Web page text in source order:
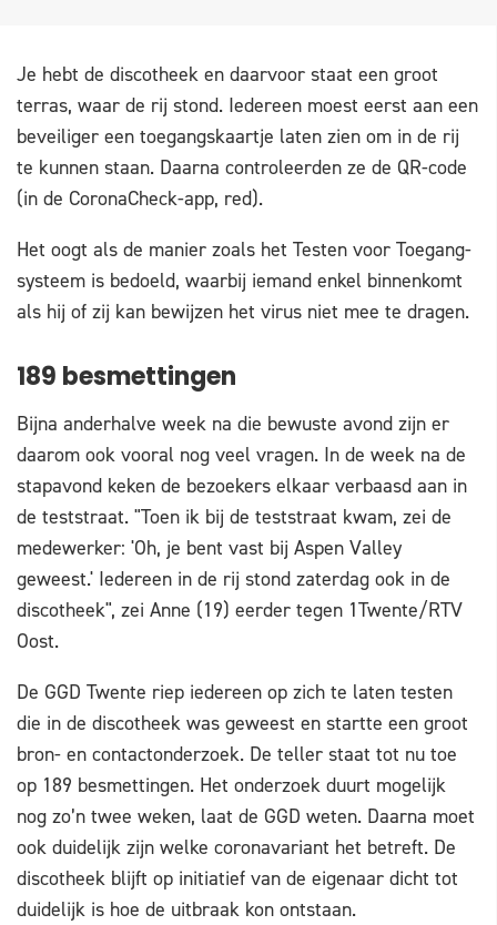
Je hebt de discotheek en daarvoor staat een groot
terras, waar de rij stond. Iedereen moest eerst aan een
beveiliger een toegangskaartje laten zien om in de rij
te kunnen staan. Daarna controleerden ze de QR-code
(in de CoronaCheck-app, red).
Het oogt als de manier zoals het Testen voor Toegang-
systeem is bedoeld, waarbij iemand enkel binnenkomt
als hij of zij kan bewijzen het virus niet mee te dragen.
189 besmettingen
Bijna anderhalve week na die bewuste avond zijn er
daarom ook vooral nog veel vragen. In de week na de
stapavond keken de bezoekers elkaar verbaasd aan in
de teststraat. "Toen ik bij de teststraat kwam, zei de
medewerker: 'Oh, je bent vast bij Aspen Valley
geweest.' Iedereen in de rij stond zaterdag ook in de
discotheek", zei Anne (19) eerder tegen 1Twente/RTV
Oost.
De GGD Twente riep iedereen op zich te laten testen
die in de discotheek was geweest en startte een groot
bron- en contactonderzoek. De teller staat tot nu toe
op 189 besmettingen. Het onderzoek duurt mogelijk
nog zo’n twee weken, laat de GGD weten. Daarna moet
ook duidelijk zijn welke coronavariant het betreft. De
discotheek blijft op initiatief van de eigenaar dicht tot
duidelijk is hoe de uitbraak kon ontstaan.